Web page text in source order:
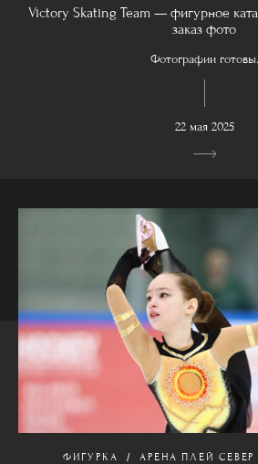
Victory Skating Team — фигурное
заказ фото
Фотографии готовы.
22 мая 2025
ФИГУРКА АРЕНА ПЛЕЙ СЕВЕР